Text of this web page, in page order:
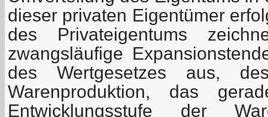
dieser privaten Eigentümer
des Privateigentums
zwangsläufige
des Wertgesetzes aus,
Warenproduktion, das
Entwicklungsstufe der